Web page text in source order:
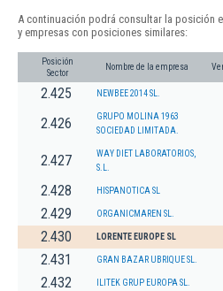
A continuación podrá consultar la posición
y empresas con posiciones similares:
Posición
Sector
Nombre de la empresa
2.425 NEWBEE 2014 SL.
2.426
GRUPO MOLINA 1963
SOCIEDAD LIMITADA.
2.427
WAY DIET LABORATORIOS,
S.L.
2.428 HISPANOTICA SL
2.429 ORGANICMAREN SL.
2.430 LORENTE EUROPE SL
2.431 GRAN BAZAR UBRIQUE SL.
2.432 ILITEK GRUP EUROPA SL.